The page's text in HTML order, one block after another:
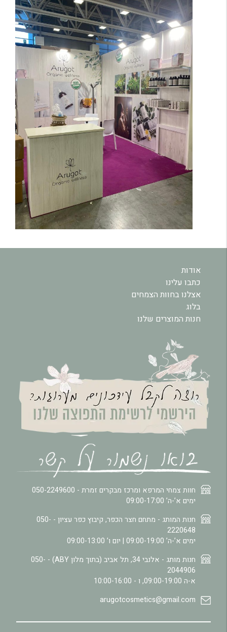
חוות צמחי המרפא ומרכז מבקרים זמרת - 050-2249600
ימים א’-ה’ 09:00-17:00
חנות המותג - מתחם חצר הכפר, קיבוץ כפר עציון - 050-
2220648
ימים א’-ה’ 09:00-19:00 | יום ו’ 09:00-13:00
חנות מותג - אלנבי 34, תל אביב (בתוך מלון ABY) -
050-
2044906
א-ה 09:00-19:00, ו - 10:00-16:00
arugotcosmetics@gmail.com
אודות
כתבו עלינו
אצלנו בחוות הצמחים
בלוג
חנות המוצרים שלנו